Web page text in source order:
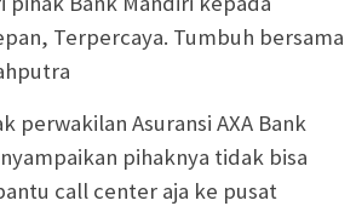
Terpercaya. Tumbuh bersama
perwakilan Asuransi AXA Bank
pihaknya tidak bisa
call center aja ke pusat